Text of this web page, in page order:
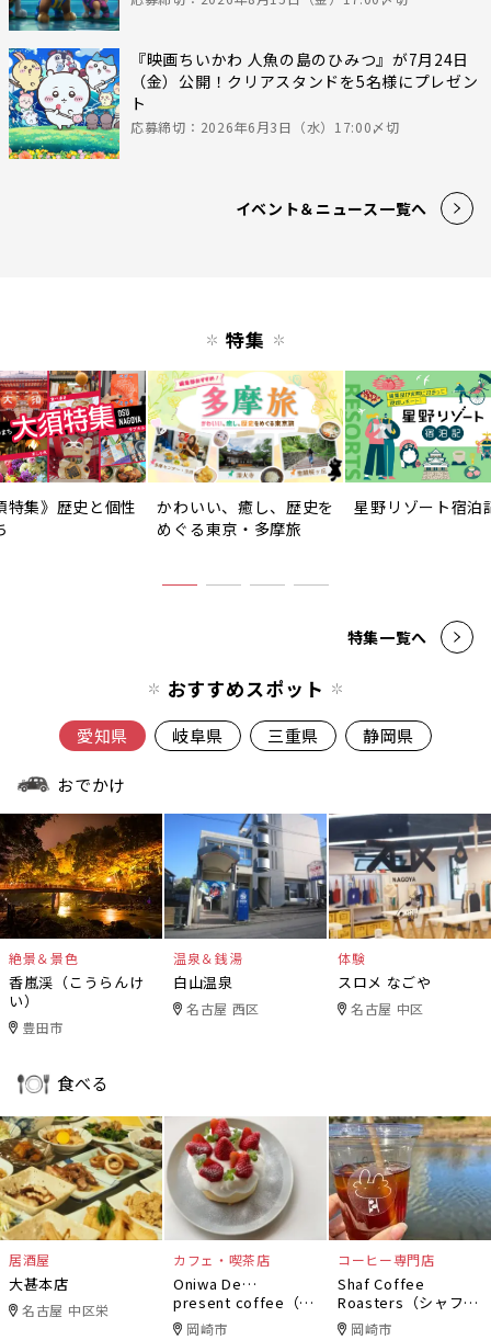
『映画ちいかわ 人魚の島のひみつ』が7月24日
（金）公開！クリアスタンドを5名様にプレゼン
ト
応募締切：2026年6月3日（水）17:00〆切
イベント＆ニュース一覧へ
特集
特集》歴史と個性
かわいい、癒し、歴史を
めぐる東京・多摩旅
星野リゾート宿泊
特集一覧へ
おすすめスポット
愛知県 岐阜県 三重県 静岡県
おでかけ
絶景＆景色
香嵐渓（こうらんけ
い）
豊田市
温泉＆銭湯
白山温泉
名古屋 西区
体験
スロメ なごや
名古屋 中区
食べる
居酒屋
大甚本店
名古屋 中区栄
カフェ・喫茶店
Oniwa De…
present coffee（オ
ニワデ）
岡崎市
コーヒー専門店
Shaf Coffee
Roasters（シャフコ
ーヒーロースター
岡崎市